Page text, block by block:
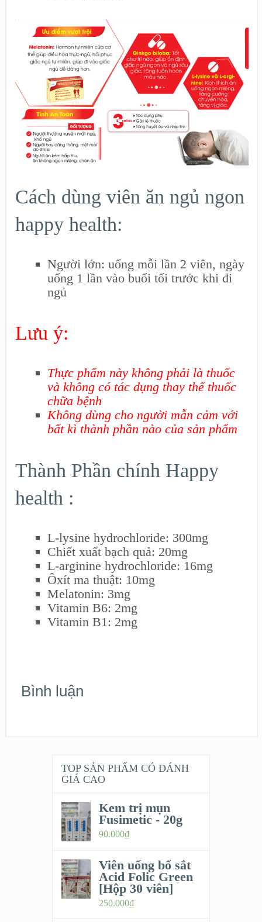
Cách dùng viên ăn ngủ ngon
happy health:
Người lớn: uống mỗi lần 2 viên, ngày
uống 1 lần vào buổi tối trước khi đi
ngủ
Lưu ý:
Thực phẩm này không phải là thuốc
và không có tác dụng thay thế thuốc
chữa bệnh
Không dùng cho người mẫn cảm với
bất kì thành phần nào của sản phẩm
Thành Phần chính Happy
health :
L-lysine hydrochloride: 300mg
Chiết xuất bạch quả: 20mg
L-arginine hydrochloride: 16mg
Ôxít ma thuật: 10mg
Melatonin: 3mg
Vitamin B6: 2mg
Vitamin B1: 2mg
Bình luận
TOP SẢN PHẨM CÓ ĐÁNH
GIÁ CAO
Kem trị mụn
Fusimetic - 20g
90.000₫
Viên uống bổ sắt
Acid Folic Green
[Hộp 30 viên]
250.000₫